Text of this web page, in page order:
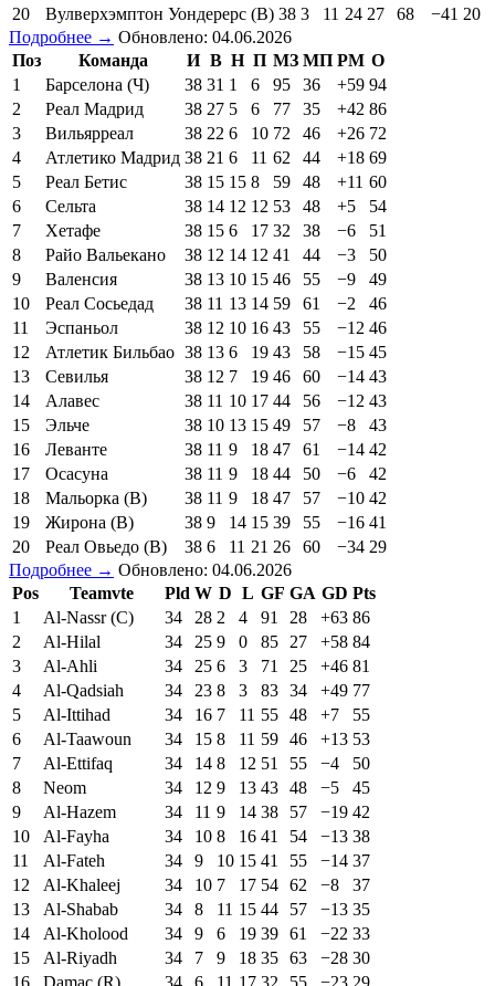
20
Вулверхэмптон Уондерерс (В) 38 3 11 24 27 68 −41 20
Подробнее → Обновлено: 04.06.2026
Поз
Команда И В Н П МЗ МП РМ О
1
Барселона (Ч) 38 31 1 6 95 36 +59 94
2
Реал Мадрид 38 27 5 6 77 35 +42 86
3
Вильярреал 38 22 6 10 72 46 +26 72
4
Атлетико Мадрид 38 21 6 11 62 44 +18 69
5
Реал Бетис 38 15 15 8 59 48 +11 60
6
Сельта 38 14 12 12 53 48 +5
54
7
Хетафе 38 15 6 17 32 38 −6
51
8
Райо Вальекано 38 12 14 12 41 44 −3
50
9
Валенсия 38 13 10 15 46 55 −9
49
10
Реал Сосьедад 38 11 13 14 59 61 −2
46
11
Эспаньол 38 12 10 16 43 55 −12 46
12
Атлетик Бильбао 38 13 6 19 43 58 −15 45
13
Севилья 38 12 7 19 46 60 −14 43
14
Алавес 38 11 10 17 44 56 −12 43
15
Эльче 38 10 13 15 49 57 −8
43
16
Леванте 38 11 9 18 47 61 −14 42
17
Осасуна 38 11 9 18 44 50 −6
42
18
Мальорка (В) 38 11 9 18 47 57 −10 42
19
Жирона (В) 38 9 14 15 39 55 −16 41
20
Реал Овьедо (В) 38 6 11 21 26 60 −34 29
Подробнее → Обновлено: 04.06.2026
Pos
Teamvte Pld W D L GF GA GD Pts
1
Al-Nassr (C) 34 28 2 4 91 28 +63 86
2
Al-Hilal 34 25 9 0 85 27 +58 84
3
Al-Ahli 34 25 6 3 71 25 +46 81
4
Al-Qadsiah 34 23 8 3 83 34 +49 77
5
Al-Ittihad 34 16 7 11 55 48 +7
55
6
Al-Taawoun 34 15 8 11 59 46 +13 53
7
Al-Ettifaq 34 14 8 12 51 55 −4
50
8
Neom 34 12 9 13 43 48 −5
45
9
Al-Hazem 34 11 9 14 38 57 −19 42
10
Al-Fayha 34 10 8 16 41 54 −13 38
11
Al-Fateh 34 9 10 15 41 55 −14 37
12
Al-Khaleej 34 10 7 17 54 62 −8
37
13
Al-Shabab 34 8 11 15 44 57 −13 35
14
Al-Kholood 34 9 6 19 39 61 −22 33
15
Al-Riyadh 34 7 9 18 35 63 −28 30
16
Damac (R) 34 6 11 17 32 55 −23 29